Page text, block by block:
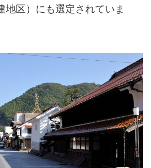
地区）にも選定されていま